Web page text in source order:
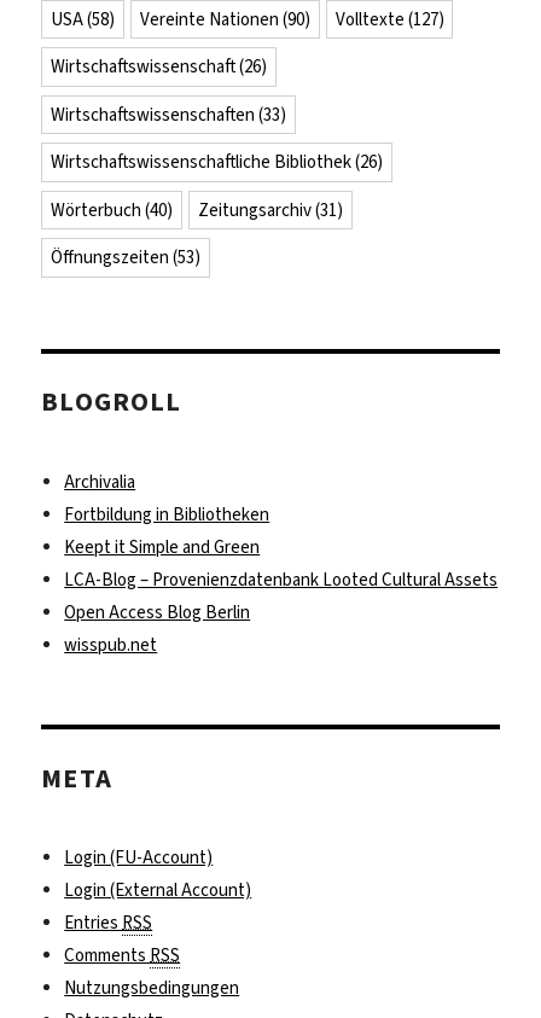
USA(58) Vereinte Nationen (90) Volltexte (127)
Wirtschaftswissenschaft(26)
Wirtschaftswissenschaften (33)
Wirtschaftswissenschaftliche Bibliothek(26)
Wörterbuch (40) Zeitungsarchiv(31)
Öffnungszeiten (53)
BLOGROLL
Archivalia
Fortbildung in Bibliotheken
Keept it Simple and Green
LCA-Blog – Provenienzdatenbank Looted Cultural Assets
Open Access Blog Berlin
wisspub.net
META
Login (FU-Account)
Login (External Account)
EntriesRSS
CommentsRSS
Nutzungsbedingungen